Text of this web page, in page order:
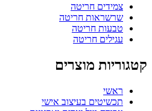
צמידים חריטה
שרשראות חריטה
טבעות חריטה
עגילים חריטה
קטגוריות מוצרים
ראשי
תכשיטים בעיצוב אישי